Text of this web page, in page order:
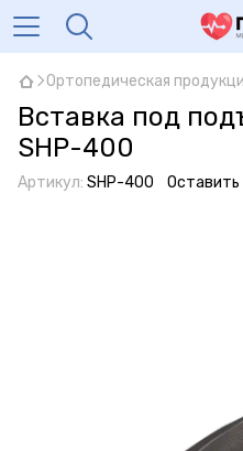
Ортопедическая
Вставка под
SHP-400
Артикул: SHP-400